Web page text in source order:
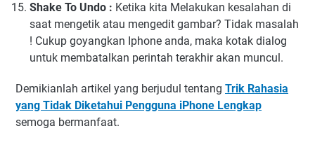
Shake To Undo : Ketika kita Melakukan kesalahan di
saat mengetik atau mengedit gambar? Tidak masalah
! Cukup goyangkan Iphone anda, maka kotak dialog
untuk membatalkan perintah terakhir akan muncul.
Demikianlah artikel yang berjudul tentang Trik Rahasia
yang Tidak Diketahui Pengguna iPhone Lengkap
semoga bermanfaat.